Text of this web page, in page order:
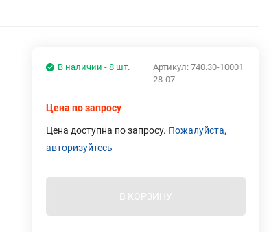
Артикул: 740.30-10001
28-07
В наличии - 8 шт.
Цена по запросу
Цена доступна по запросу. Пожалуйста,
авторизуйтесь
В КОРЗИНУ